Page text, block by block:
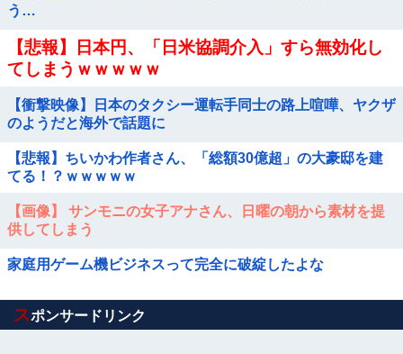
う…
【悲報】日本円、「日米協調介入」すら無効化し
てしまうｗｗｗｗｗ
【衝撃映像】日本のタクシー運転手同士の路上喧嘩、ヤクザ
のようだと海外で話題に
【悲報】ちいかわ作者さん、「総額30億超」の大豪邸を建
てる！？ｗｗｗｗｗ
【画像】 サンモニの女子アナさん、日曜の朝から素材を提
供してしまう
家庭用ゲーム機ビジネスって完全に破綻したよな
Powered by livedoor 相互RSS
スポンサードリンク